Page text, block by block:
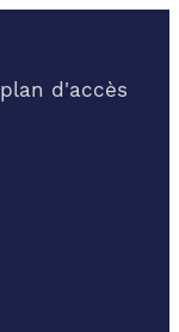
plan d'accès